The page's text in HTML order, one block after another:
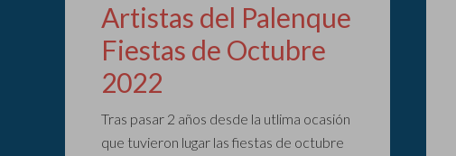
Artistas del Palenque
Fiestas de Octubre
2022
Tras pasar 2 años desde la utlima ocasión
que tuvieron lugar las fiestas de octubre